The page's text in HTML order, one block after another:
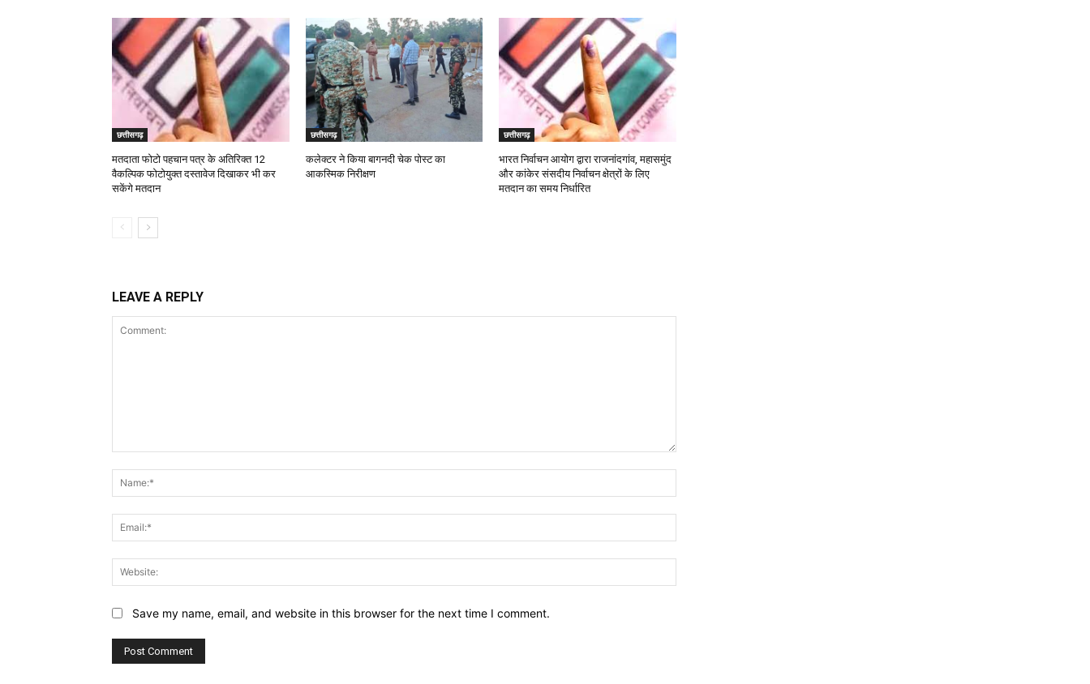
छत्तीसगढ़
मतदाता फोटो पहचान पत्र के अतिरिक्त 12
वैकल्पिक फोटोयुक्त दस्तावेज दिखाकर भी कर
सकेंगे मतदान
छत्तीसगढ़
कलेक्टर ने किया बागनदी चेक पोस्ट का
आकस्मिक निरीक्षण
छत्तीसगढ़
भारत निर्वाचन आयोग द्वारा राजनांदगांव, महासमुंद
और कांकेर संसदीय निर्वाचन क्षेत्रों के लिए
मतदान का समय निर्धारित
LEAVE A REPLY
Save my name, email, and website in this browser for the next time I comment.